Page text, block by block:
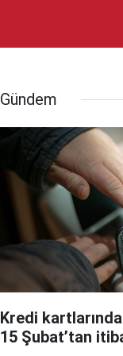
Gündem
Kredi
15 Şubat’tan